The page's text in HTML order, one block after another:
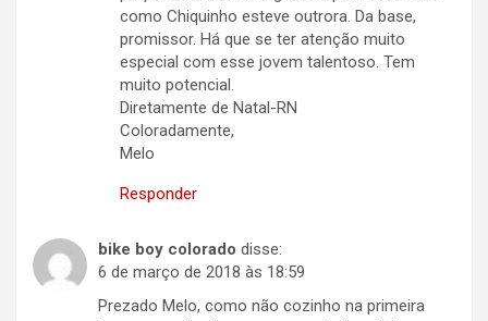
como Chiquinho esteve outrora. Da base,
promissor. Há que se ter atenção muito
especial com esse jovem talentoso. Tem
muito potencial.
Diretamente de Natal-RN
Coloradamente,
Melo
Responder
bike boy colorado disse:
6 de março de 2018 às 18:59
Prezado Melo, como não cozinho na primeira